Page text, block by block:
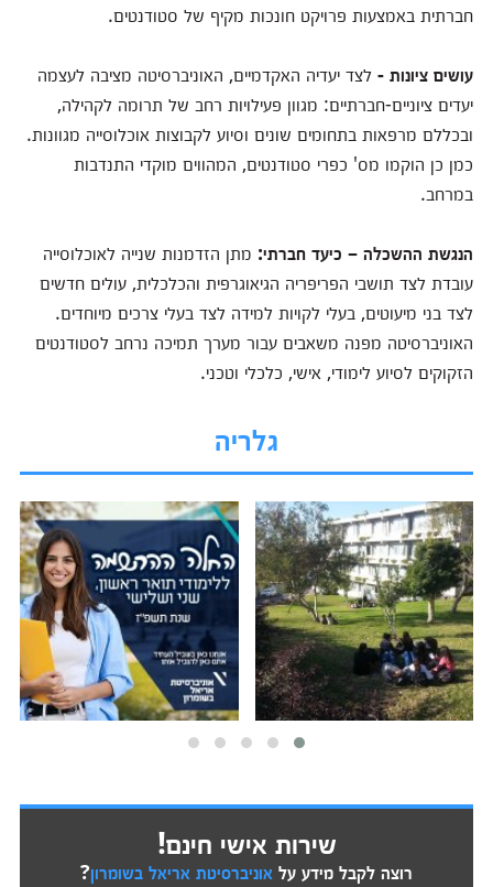
חברתית באמצעות פרויקט חונכות מקיף של סטודנטים.
עושים ציונות -לצד יעדיה האקדמיים, האוניברסיטה מציבה לעצמה
יעדים ציוניים-חברתיים: מגוון פעילויות רחב של תרומה לקהילה,
ובכללם מרפאות בתחומים שונים וסיוע לקבוצות אוכלוסייה מגוונות.
כמן כן הוקמו מס' כפרי סטודנטים, המהווים מוקדי התנדבות
במרחב.
הנגשת ההשכלה – כיעד חברתי: מתן הזדמנות שנייה לאוכלוסייה
עובדת לצד תושבי הפריפריה הגיאוגרפית והכלכלית, עולים חדשים
לצד בני מיעוטים, בעלי לקויות למידה לצד בעלי צרכים מיוחדים.
האוניברסיטה מפנה משאבים עבור מערך תמיכה נרחב לסטודנטים
הזקוקים לסיוע לימודי, אישי, כלכלי וטכני.
גלריה
שירות אישי חינם!
רוצה לקבל מידע על אוניברסיטת אריאל בשומרון?